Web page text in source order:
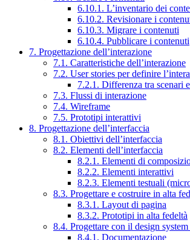
6.10.1. L’inventario dei
6.10.2. Revisionare i
6.10.3. Migrare i contenuti
6.10.4. Pubblicare i contenuti
7. Progettazione dell’interazione
7.1. Caratteristiche dell’interazione
7.2. User stories per definire
7.2.1. Differenza tra scenari
7.3. Flussi di interazione
7.4. Wireframe
7.5. Prototipi interattivi
8. Progettazione dell’interfaccia
8.1. Obiettivi dell’interfaccia
8.2. Elementi dell’interfaccia
8.2.1. Elementi di
8.2.2. Elementi interattivi
8.2.3. Elementi testuali
8.3. Progettare e costruire in alta
8.3.1. Layout di pagina
8.3.2. Prototipi in alta fedeltà
8.4. Progettare con il design
8.4.1. Documentazione